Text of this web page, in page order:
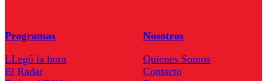
Programas
LLegó la hora
El Radar
Nosotros
Quienes Somos
Contacto